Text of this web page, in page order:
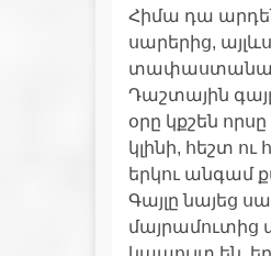
Հիմա դա
սարերից,
Դաշտային
օրը կքշեն
կլինի, հեշտ
երկու անգամ
Գայլը նայեց
մայրամուտից